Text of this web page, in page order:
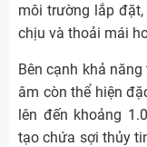
môi trường lắp
chịu và thoải mái
Bên cạnh khả
âm còn thể hiện
lên đến khoảng
tạo chứa sợi thủy